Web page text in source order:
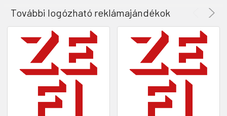
További logózható reklámajándékok